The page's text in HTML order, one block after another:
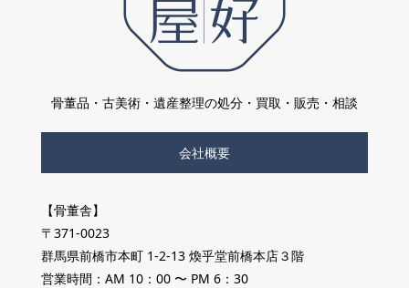
骨董品・古美術・遺産整理の処分・買取・販売・相談
会社概要
【骨董舎】
〒371-0023
群馬県前橋市本町 1-2-13 煥乎堂前橋本店３階
営業時間：AM 10：00 〜 PM 6：30